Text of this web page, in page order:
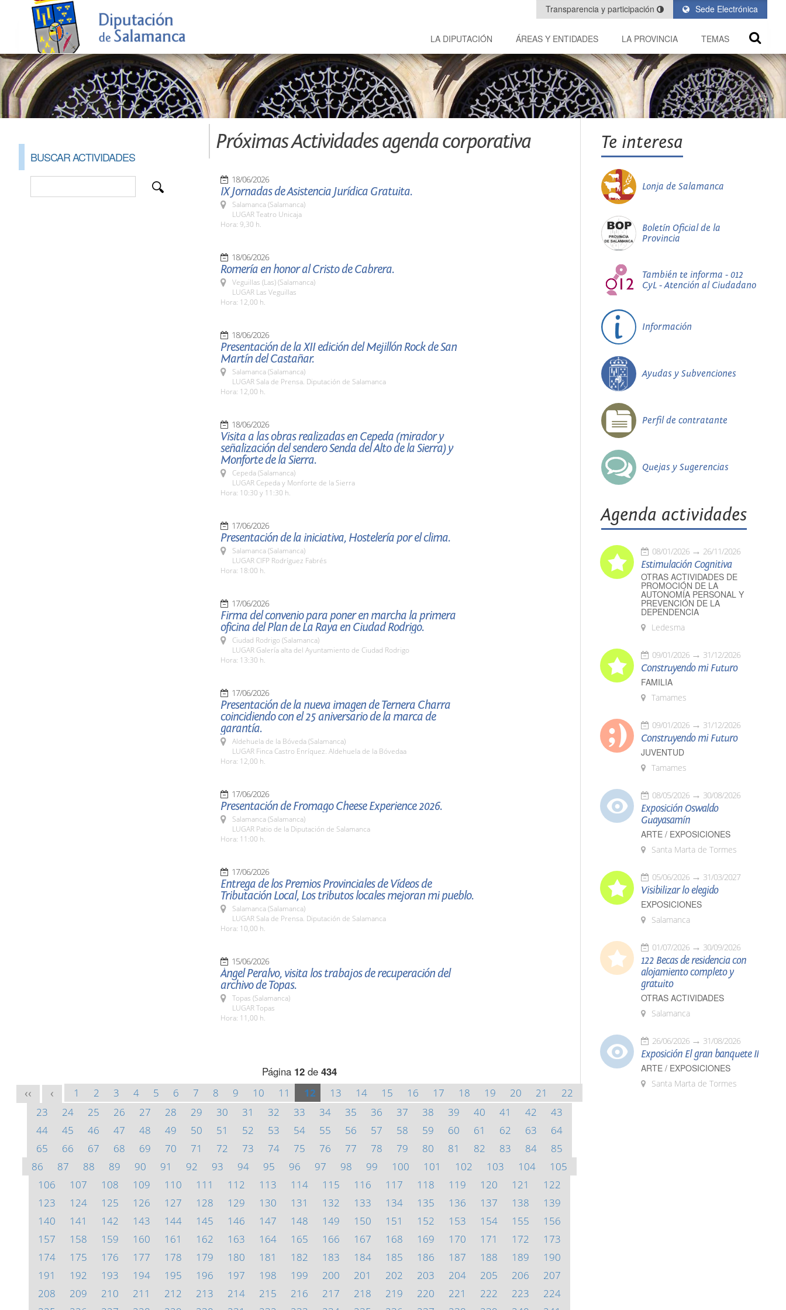
Sede Electrónica
Transparencia y participación
LA DIPUTACIÓN ÁREAS Y ENTIDADES LA PROVINCIA TEMAS
BUSCAR ACTIVIDADES
Próximas Actividades agenda corporativa
18/06/2026
IX Jornadas de Asistencia Jurídica Gratuita.
Salamanca (Salamanca)
LUGAR Teatro Unicaja
Hora: 9,30 h.
18/06/2026
Romería en honor al Cristo de Cabrera.
Veguillas (Las) (Salamanca)
LUGAR Las Veguillas
Hora: 12,00 h.
18/06/2026
Presentación de la XII edición del Mejillón Rock de San
Martín del Castañar.
Salamanca (Salamanca)
LUGAR Sala de Prensa. Diputación de Salamanca
Hora: 12,00 h.
18/06/2026
Visita a las obras realizadas en Cepeda (mirador y
señalización del sendero Senda del Alto de la Sierra) y
Monforte de la Sierra.
Cepeda (Salamanca)
LUGAR Cepeda y Monforte de la Sierra
Hora: 10:30 y 11:30 h.
17/06/2026
Presentación de la iniciativa, Hostelería por el clima.
Salamanca (Salamanca)
LUGAR CIFP Rodríguez Fabrés
Hora: 18:00 h.
17/06/2026
Firma del convenio para poner en marcha la primera
oficina del Plan de La Raya en Ciudad Rodrigo.
Ciudad Rodrigo (Salamanca)
LUGAR Galería alta del Ayuntamiento de Ciudad Rodrigo
Hora: 13:30 h.
17/06/2026
Presentación de la nueva imagen de Ternera Charra
coincidiendo con el 25 aniversario de la marca de
garantía.
Aldehuela de la Bóveda (Salamanca)
LUGAR Finca Castro Enríquez. Aldehuela de la Bóvedaa
Hora: 12,00 h.
17/06/2026
Presentación de Fromago Cheese Experience 2026.
Salamanca (Salamanca)
LUGAR Patio de la Diputación de Salamanca
Hora: 11:00 h.
17/06/2026
Entrega de los Premios Provinciales de Vídeos de
Tributación Local, Los tributos locales mejoran mi pueblo.
Salamanca (Salamanca)
LUGAR Sala de Prensa. Diputación de Salamanca
Hora: 10,00 h.
15/06/2026
Ángel Peralvo, visita los trabajos de recuperación del
archivo de Topas.
Topas (Salamanca)
LUGAR Topas
Hora: 11,00 h.
Página 12 de 434
<< < 1 2 3 4 5 6 7 8 9 10 11 12 13 14 15 16 17 18 19 20 21
22
23
24 25 26 27 28 29 30 31 32 33 34 35 36 37 38 39 40 41 42
43
44
45 46 47 48 49 50 51 52 53 54 55 56 57 58 59 60 61 62 63
64
65
66 67 68 69 70 71 72 73 74 75 76 77 78 79 80 81 82 83 84
85
86
87 88 89 90 91 92 93 94 95 96 97 98 99 100 101 102 103 104
105
106
107 108 109 110 111 112 113 114 115 116 117 118 119 120 121
122
123
124 125 126 127 128 129 130 131 132 133 134 135 136 137 138
139
140
141 142 143 144 145 146 147 148 149 150 151 152 153 154 155
156
157
158 159 160 161 162 163 164 165 166 167 168 169 170 171 172
173
174
175 176 177 178 179 180 181 182 183 184 185 186 187 188 189
190
191
192 193 194 195 196 197 198 199 200 201 202 203 204 205 206
207
208
209 210 211 212 213 214 215 216 217 218 219 220 221 222 223
224
Te interesa
Lonja de Salamanca
Boletín Oficial de la
Provincia
También te informa - 012
CyL - Atención al Ciudadano
Información
Ayudas y Subvenciones
Perfil de contratante
Quejas y Sugerencias
Agenda actividades
08/01/2026 26/11/2026
Estimulación Cognitiva
OTRAS ACTIVIDADES DE
PROMOCIÓN DE LA
AUTONOMÍA PERSONAL Y
PREVENCIÓN DE LA
DEPENDENCIA
Ledesma
09/01/2026 31/12/2026
Construyendo mi Futuro
FAMILIA
Tamames
09/01/2026 31/12/2026
Construyendo mi Futuro
JUVENTUD
Tamames
08/05/2026 30/08/2026
Exposición Oswaldo
Guayasamín
ARTE / EXPOSICIONES
Santa Marta de Tormes
05/06/2026 31/03/2027
Visibilizar lo elegido
EXPOSICIONES
Salamanca
01/07/2026 30/09/2026
122 Becas de residencia con
alojamiento completo y
gratuito
OTRAS ACTIVIDADES
Salamanca
26/06/2026 31/08/2026
Exposición El gran banquete II
ARTE / EXPOSICIONES
Santa Marta de Tormes